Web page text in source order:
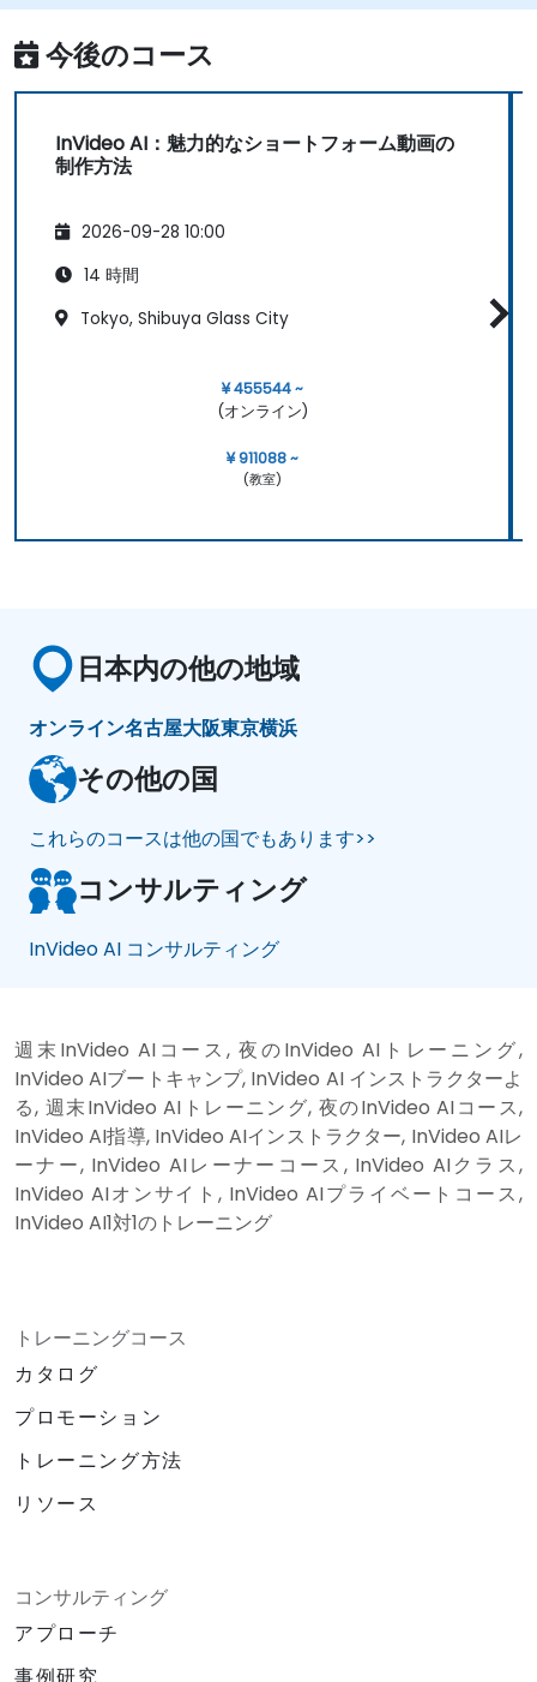
今後のコース
InVideo AI：魅力的なショートフォーム動画の
制作方法
2026-09-28 10:00
14 時間
Tokyo, Shibuya Glass City
¥ 455544 ~
(オンライン)
¥ 911088 ~
(教室)
日本内の他の地域
オンライン名古屋大阪東京横浜
その他の国
これらのコースは他の国でもあります>>
コンサルティング
InVideo AI コンサルティング
週末InVideo AIコース, 夜のInVideo AIトレーニング,
InVideo AIブートキャンプ, InVideo AI インストラクターよ
る, 週末InVideo AIトレーニング, 夜のInVideo AIコース,
InVideo AI指導, InVideo AIインストラクター, InVideo AIレ
ーナー, InVideo AIレーナーコース, InVideo AIクラス,
InVideo AIオンサイト, InVideo AIプライベートコース,
InVideo AI1対1のトレーニング
トレーニングコース
カタログ
プロモーション
トレーニング方法
リソース
コンサルティング
アプローチ